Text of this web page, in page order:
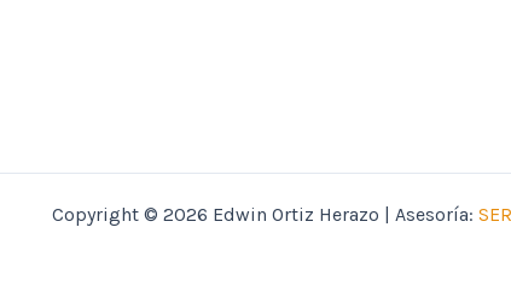
Copyright © 2026 Edwin Ortiz Herazo | Asesoría: